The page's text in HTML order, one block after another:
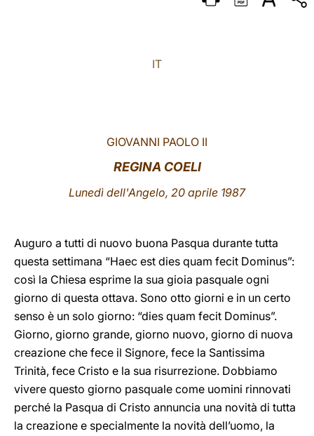
DEUTSCH
IT
GIOVANNI PAOLO II
REGINA COELI
Lunedì dell'Angelo, 20 aprile 1987
Auguro a tutti di nuovo buona Pasqua durante tutta
questa settimana “Haec est dies quam fecit Dominus”:
così la Chiesa esprime la sua gioia pasquale ogni
giorno di questa ottava. Sono otto giorni e in un certo
senso è un solo giorno: “dies quam fecit Dominus”.
Giorno, giorno grande, giorno nuovo, giorno di nuova
creazione che fece il Signore, fece la Santissima
Trinità, fece Cristo e la sua risurrezione. Dobbiamo
vivere questo giorno pasquale come uomini rinnovati
perché la Pasqua di Cristo annuncia una novità di tutta
la creazione e specialmente la novità dell’uomo, la